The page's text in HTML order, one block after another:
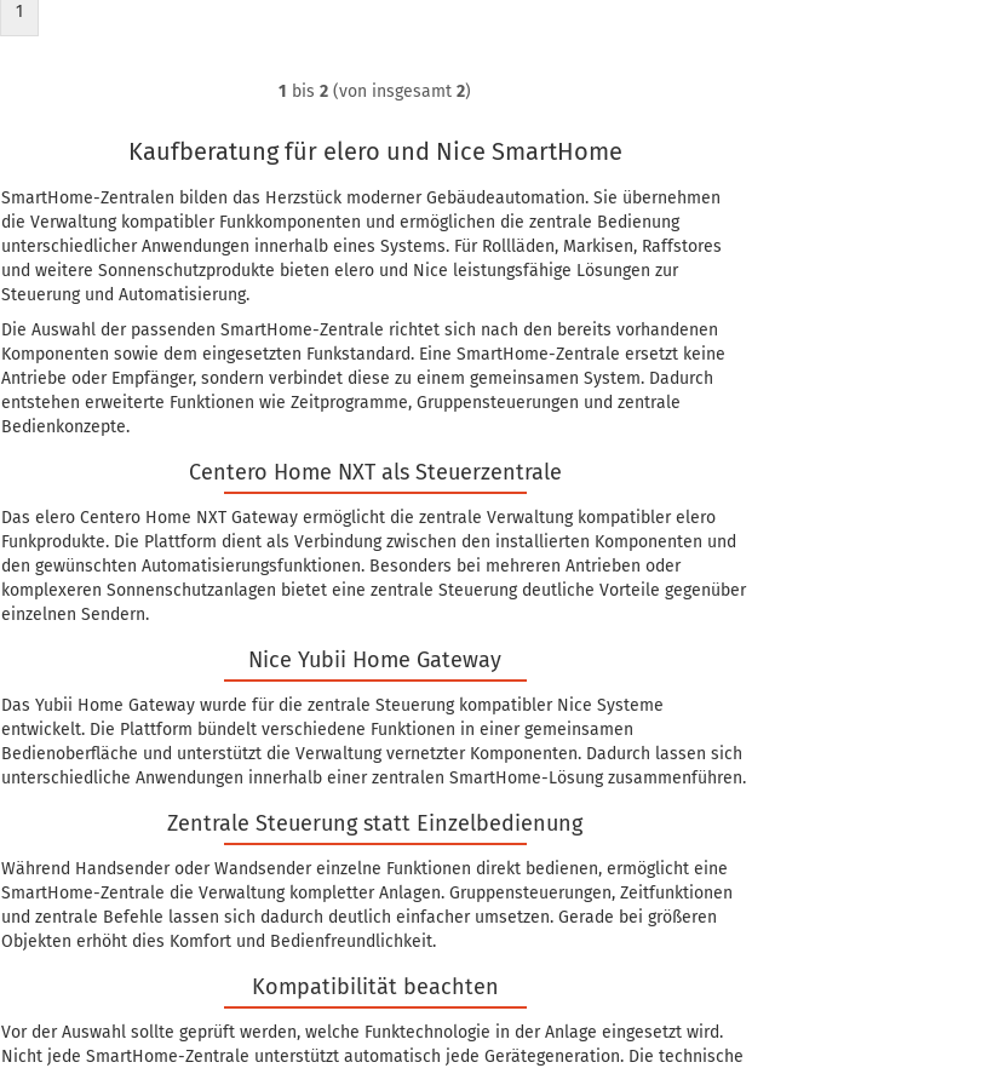
1
1 bis2 (von insgesamt2)
Kaufberatung für elero und Nice SmartHome
SmartHome-Zentralen bilden das Herzstück moderner Gebäudeautomation. Sie übernehmen
die Verwaltung kompatibler Funkkomponenten und ermöglichen die zentrale Bedienung
unterschiedlicher Anwendungen innerhalb eines Systems. Für Rollläden, Markisen, Raffstores
und weitere Sonnenschutzprodukte bieten elero und Nice leistungsfähige Lösungen zur
Steuerung und Automatisierung.
Die Auswahl der passenden SmartHome-Zentrale richtet sich nach den bereits vorhandenen
Komponenten sowie dem eingesetzten Funkstandard. Eine SmartHome-Zentrale ersetzt keine
Antriebe oder Empfänger, sondern verbindet diese zu einem gemeinsamen System. Dadurch
entstehen erweiterte Funktionen wie Zeitprogramme, Gruppensteuerungen und zentrale
Bedienkonzepte.
Centero Home NXT als Steuerzentrale
Das elero Centero Home NXT Gateway ermöglicht die zentrale Verwaltung kompatibler elero
Funkprodukte. Die Plattform dient als Verbindung zwischen den installierten Komponenten und
den gewünschten Automatisierungsfunktionen. Besonders bei mehreren Antrieben oder
komplexeren Sonnenschutzanlagen bietet eine zentrale Steuerung deutliche Vorteile gegenüber
einzelnen Sendern.
Nice Yubii Home Gateway
Das Yubii Home Gateway wurde für die zentrale Steuerung kompatibler Nice Systeme
entwickelt. Die Plattform bündelt verschiedene Funktionen in einer gemeinsamen
Bedienoberfläche und unterstützt die Verwaltung vernetzter Komponenten. Dadurch lassen sich
unterschiedliche Anwendungen innerhalb einer zentralen SmartHome-Lösung zusammenführen.
Zentrale Steuerung statt Einzelbedienung
Während Handsender oder Wandsender einzelne Funktionen direkt bedienen, ermöglicht eine
SmartHome-Zentrale die Verwaltung kompletter Anlagen. Gruppensteuerungen, Zeitfunktionen
und zentrale Befehle lassen sich dadurch deutlich einfacher umsetzen. Gerade bei größeren
Objekten erhöht dies Komfort und Bedienfreundlichkeit.
Kompatibilität beachten
Vor der Auswahl sollte geprüft werden, welche Funktechnologie in der Anlage eingesetzt wird.
Nicht jede SmartHome-Zentrale unterstützt automatisch jede Gerätegeneration. Die technische